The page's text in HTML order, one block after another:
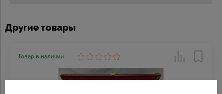
Другие товары
Товар в наличии